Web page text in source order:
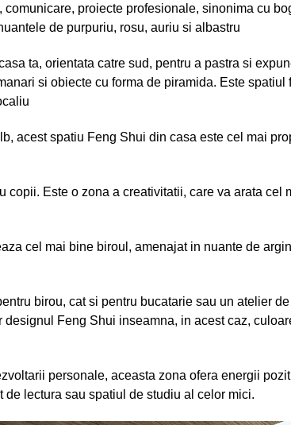
proiecte profesionale, sinonima cu
de purpuriu, rosu, auriu si albastru
ta, orientata catre sud, pentru a pastra si
si obiecte cu forma de piramida. Este spatiul
acest spatiu Feng Shui din casa este cel mai
copii. Este o zona a creativitatii, care va arata cel
cel mai bine biroul, amenajat in nuante de
birou, cat si pentru bucatarie sau un atelier
Feng Shui inseamna, in acest caz,
personale, aceasta zona ofera energii
lectura sau spatiul de studiu al celor mici.